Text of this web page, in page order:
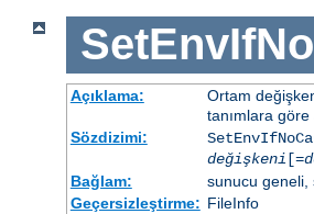
Açıklama:
Ortam
tanımlara göre
Sözdizimi:
değişkeni [=
Bağlam:
sunucu geneli,
Geçersizleştirme: FileInfo